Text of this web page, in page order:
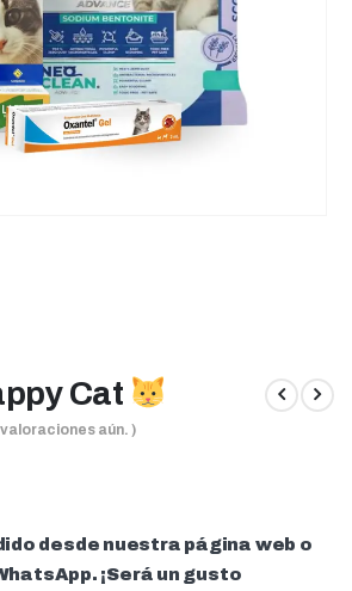
Cat
valoraciones aún. )
desde nuestra página web o
¡Será un gusto